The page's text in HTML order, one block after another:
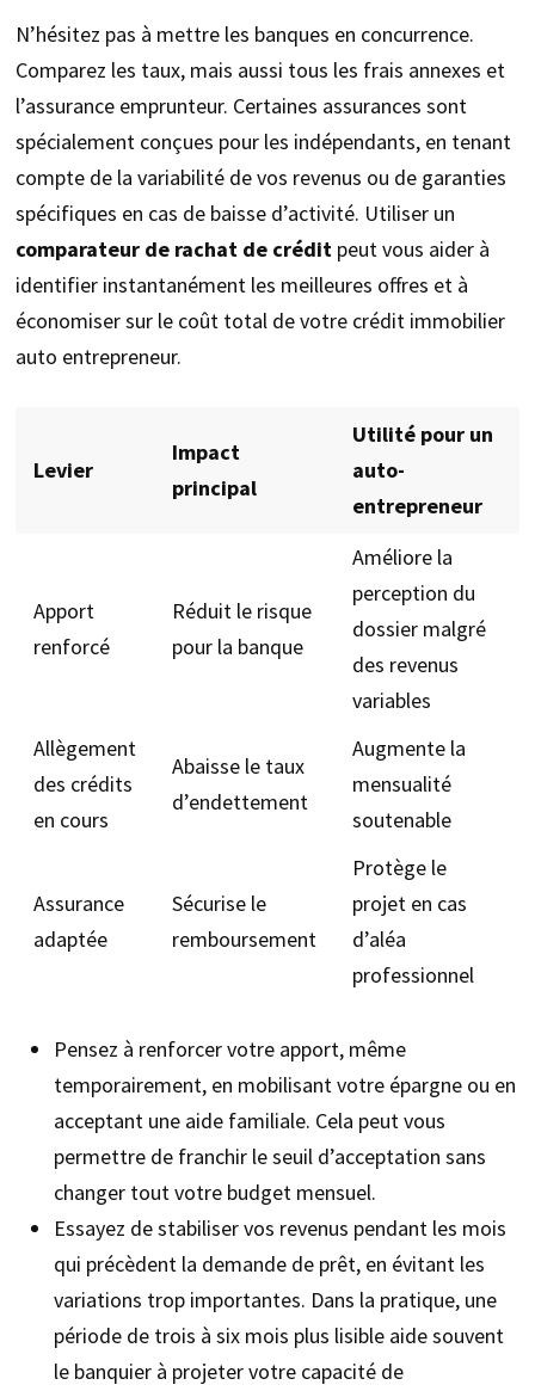
N’hésitez pas à mettre les banques en concurrence.
Comparez les taux, mais aussi tous les frais annexes et
l’assurance emprunteur. Certaines assurances sont
spécialement conçues pour les indépendants, en tenant
compte de la variabilité de vos revenus ou de garanties
spécifiques en cas de baisse d’activité. Utiliser un
comparateur de rachat de crédit peut vous aider à
identifier instantanément les meilleures offres et à
économiser sur le coût total de votre crédit immobilier
auto entrepreneur.
Levier
Impact
principal
Utilité pour un
auto-
entrepreneur
Apport
renforcé
Réduit le risque
pour la banque
Améliore la
perception du
dossier malgré
des revenus
variables
Allègement
des crédits
en cours
Abaisse le taux
d’endettement
Augmente la
mensualité
soutenable
Assurance
adaptée
Sécurise le
remboursement
Protège le
projet en cas
d’aléa
professionnel
Pensez à renforcer votre apport, même
temporairement, en mobilisant votre épargne ou en
acceptant une aide familiale. Cela peut vous
permettre de franchir le seuil d’acceptation sans
changer tout votre budget mensuel.
Essayez de stabiliser vos revenus pendant les mois
qui précèdent la demande de prêt, en évitant les
variations trop importantes. Dans la pratique, une
période de trois à six mois plus lisible aide souvent
le banquier à projeter votre capacité de